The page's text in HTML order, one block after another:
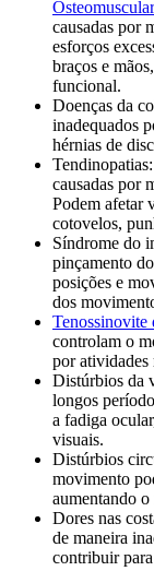
causadas por
esforços
braços e
funcional.
Doenças da
inadequados
hérnias de
causadas por
Podem afetar
cotovelos,
Síndrome do
pinçamento
posições e
dos
Tenossinovite
controlam o
por atividades
Distúrbios da
longos
a fadiga
visuais.
Distúrbios
movimento
aumentando
Dores nas
de maneira
contribuir